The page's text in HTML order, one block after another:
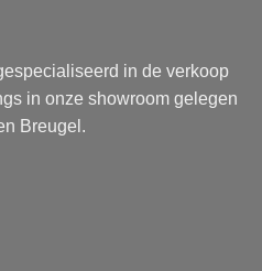
in de verkoop
in onze showroom gelegen
Breugel.